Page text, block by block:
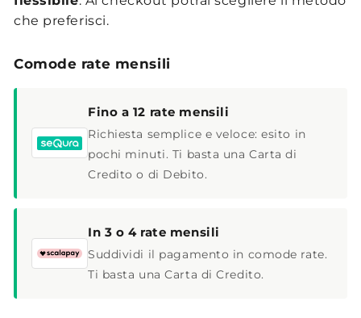
che preferisci.
Comode rate mensili
Fino a 12 rate mensili
Richiesta semplice e veloce: esito in
pochi minuti. Ti basta una Carta di
Credito o di Debito.
In 3 o 4 rate mensili
Suddividi il pagamento in comode rate.
Ti basta una Carta di Credito.